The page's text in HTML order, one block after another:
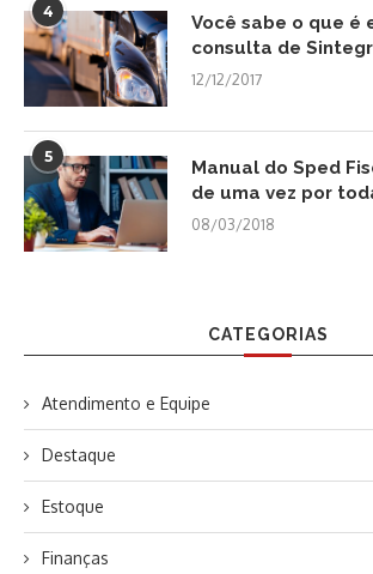
4
Você sabe o que é
consulta de
12/12/2017
5
Manual do Sped
de uma vez por
08/03/2018
CATEGORIAS
Atendimento e Equipe
Destaque
Estoque
Finanças